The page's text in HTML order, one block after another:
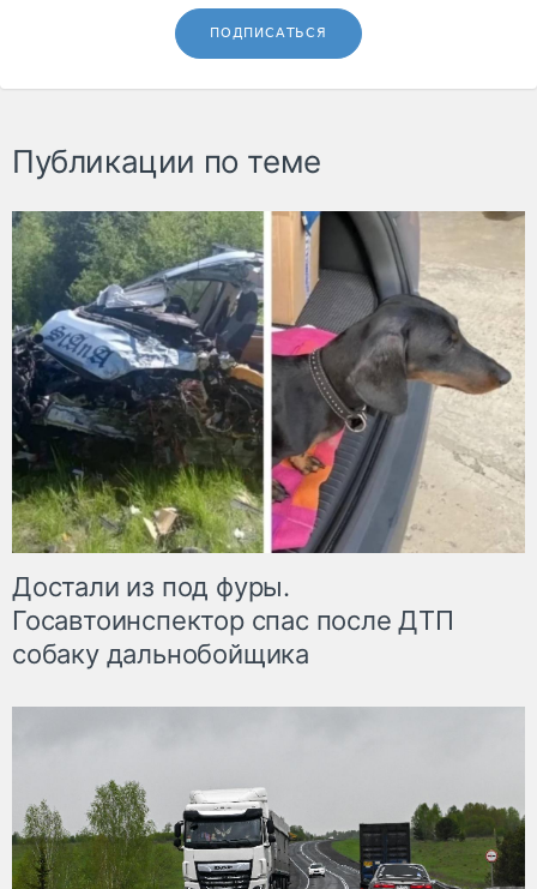
ПОДПИСАТЬСЯ
Публикации по теме
Достали из под фуры.
Госавтоинспектор спас после ДТП
собаку дальнобойщика